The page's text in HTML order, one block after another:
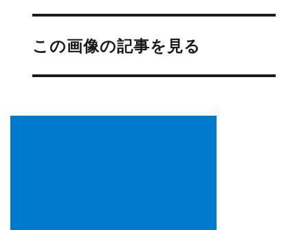
投
ナ
ビ
ー
この画像の記事を見る